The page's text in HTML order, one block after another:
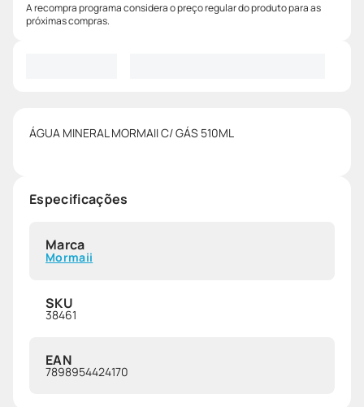
A recompra programa considera o preço regular do produto para as
próximas compras.
ÁGUA MINERAL MORMAII C/ GÁS 510ML
Especificações
Marca
Mormaii
SKU
38461
EAN
7898954424170